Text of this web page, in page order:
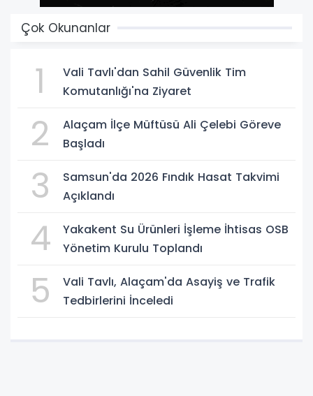
Çok Okunanlar
1
Vali Tavlı'dan Sahil Güvenlik Tim
Komutanlığı'na Ziyaret
2
Alaçam İlçe Müftüsü Ali Çelebi Göreve
Başladı
3
Samsun'da 2026 Fındık Hasat Takvimi
Açıklandı
4
Yakakent Su Ürünleri İşleme İhtisas OSB
Yönetim Kurulu Toplandı
5
Vali Tavlı, Alaçam'da Asayiş ve Trafik
Tedbirlerini İnceledi